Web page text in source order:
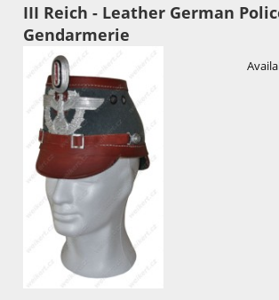
III Reich - Leather German
Gendarmerie